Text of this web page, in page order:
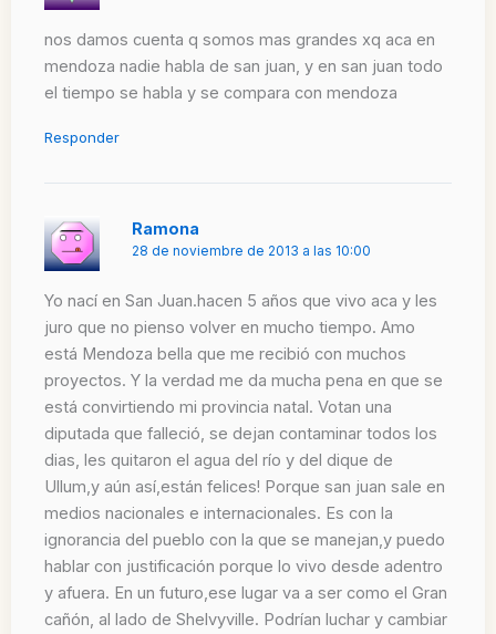
nos damos cuenta q somos mas grandes xq aca en
mendoza nadie habla de san juan, y en san juan todo
el tiempo se habla y se compara con mendoza
Responder
Ramona
28 de noviembre de 2013 a las 10:00
Yo nací en San Juan.hacen 5 años que vivo aca y les
juro que no pienso volver en mucho tiempo. Amo
está Mendoza bella que me recibió con muchos
proyectos. Y la verdad me da mucha pena en que se
está convirtiendo mi provincia natal. Votan una
diputada que falleció, se dejan contaminar todos los
dias, les quitaron el agua del río y del dique de
Ullum,y aún así,están felices! Porque san juan sale en
medios nacionales e internacionales. Es con la
ignorancia del pueblo con la que se manejan,y puedo
hablar con justificación porque lo vivo desde adentro
y afuera. En un futuro,ese lugar va a ser como el Gran
cañón, al lado de Shelvyville. Podrían luchar y cambiar